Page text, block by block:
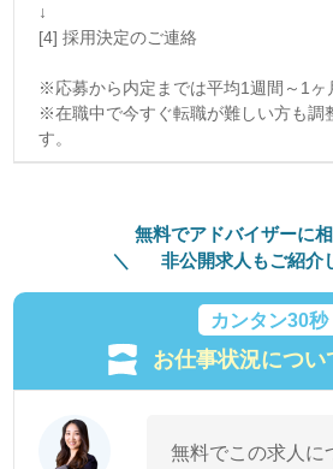
↓
[4] 採用決定のご連絡
※応募から内定までは平均1週間～1ヶ
※在職中で今すぐ転職が難しい方も調
す。
無料でアドバイザーに相
非公開求人もご紹介
カンタン30秒
お仕事状況につい
無料でこの求人に